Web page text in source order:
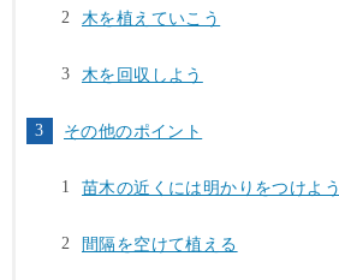
木を植えていこう
木を回収しよう
その他のポイント
苗木の近くには明かりをつけよう
間隔を空けて植える